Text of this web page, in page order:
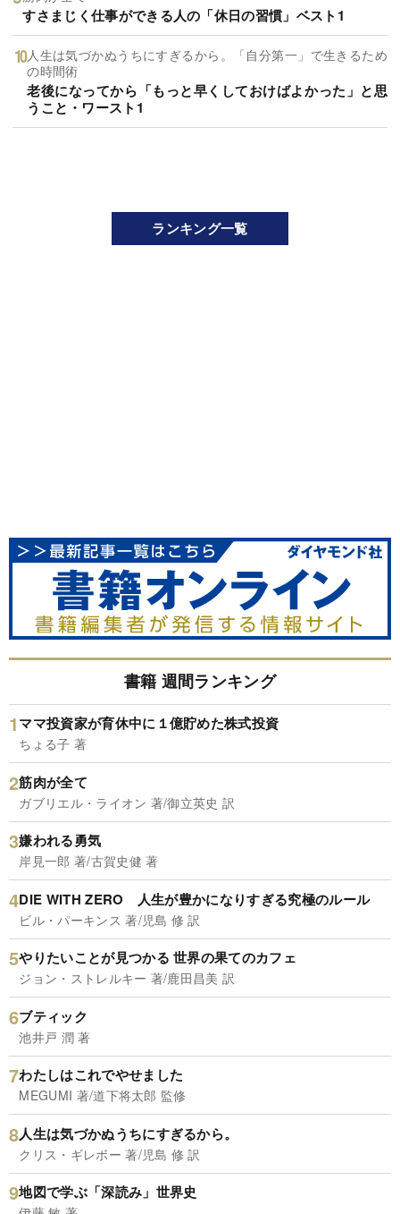
すさまじく仕事ができる人の「休日の習慣」ベスト1
人生は気づかぬうちにすぎるから。「自分第一」で生きるため
の時間術
老後になってから「もっと早くしておけばよかった」と思
うこと・ワースト1
ランキング一覧
書籍 週間ランキング
ママ投資家が育休中に１億貯めた株式投資
ちょる子 著
筋肉が全て
ガブリエル・ライオン 著/御立英史 訳
嫌われる勇気
岸見一郎 著/古賀史健 著
DIE WITH ZERO 人生が豊かになりすぎる究極のルール
ビル・パーキンス 著/児島 修 訳
やりたいことが見つかる 世界の果てのカフェ
ジョン・ストレルキー 著/鹿田昌美 訳
ブティック
池井戸 潤 著
わたしはこれでやせました
MEGUMI 著/道下将太郎 監修
人生は気づかぬうちにすぎるから。
クリス・ギレボー 著/児島 修 訳
地図で学ぶ「深読み」世界史